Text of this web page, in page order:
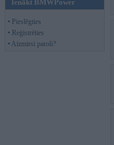
Ienākt BMWPower
• Pieslēgties
• Reģistrēties
• Aizmirsi paroli?